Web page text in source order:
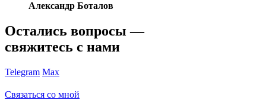
Александр Боталов
Остались вопросы —
свяжитесь с нами
Telegram Max
Связаться со мной